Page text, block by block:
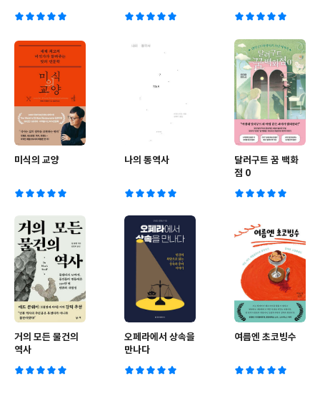
미식의 교양 나의 통역사
달러구트 꿈 백화
점 0
거의 모든 물건의
역사
오페라에서 상속을
만나다
여름엔 초코빙수